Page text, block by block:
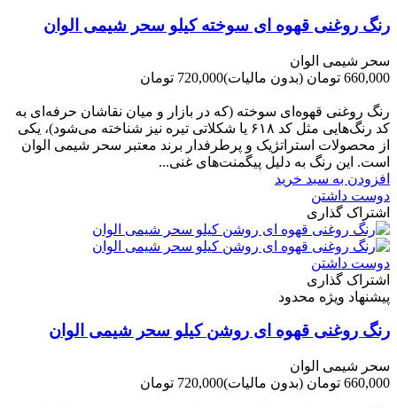
رنگ روغنی قهوه ای سوخته کیلو سحر شیمی الوان
سحر شیمی الوان
660,000 تومان
(بدون مالیات)720,000 تومان
رنگ روغنی قهوه‌ای سوخته (که در بازار و میان نقاشان حرفه‌ای به
کد رنگ‌هایی مثل کد ۶۱۸ یا شکلاتی تیره نیز شناخته می‌شود)، یکی
از محصولات استراتژیک و پرطرفدار برند معتبر سحر شیمی الوان
است. این رنگ به دلیل پیگمنت‌های غنی...
افزودن به سبد خرید
دوست داشتن
اشتراک گذاری
دوست داشتن
اشتراک گذاری
پیشنهاد ویژه محدود
رنگ روغنی قهوه ای روشن کیلو سحر شیمی الوان
سحر شیمی الوان
660,000 تومان
(بدون مالیات)720,000 تومان